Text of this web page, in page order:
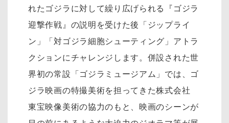
れたゴジラに対して繰り広げられる『ゴジラ
迎撃作戦』の説明を受けた後「ジップライ
ン」「対ゴジラ細胞シューティング」アトラ
クションにチャレンジします。併設された世
界初の常設「ゴジラミュージアム」では、ゴ
ジラ映画の特撮美術を担ってきた株式会社
東宝映像美術の協力のもと、映画のシーンが